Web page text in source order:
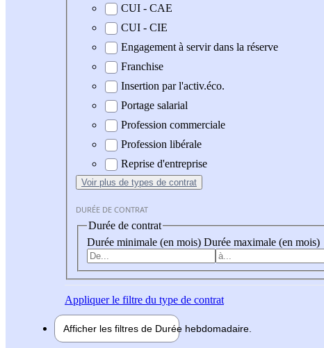
CUI - CAE
CUI - CIE
Engagement à servir dans la réserve
Franchise
Insertion par l'activ.éco.
Portage salarial
Profession commerciale
Profession libérale
Reprise d'entreprise
Voir plus de types de contrat
DURÉE DE CONTRAT
Durée de contrat
Durée minimale (en mois) Durée maximale (en mois)
Appliquerle filtre du type de contrat
Afficher les filtres de Durée hebdomadaire